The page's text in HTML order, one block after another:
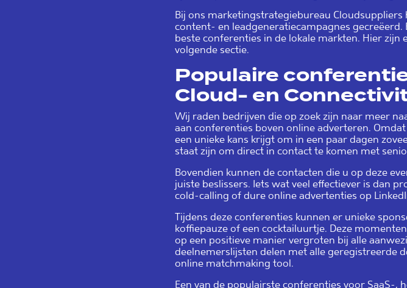
Bij ons marketingstrategiebureau
content- en leadgeneratiecampagnes gecreëerd.
beste conferenties in de lokale markten. Hier
volgende sectie.
Populaire
Cloud- en
Wij raden bedrijven die op zoek zijn naar meer
aan conferenties boven online adverteren.
een unieke kans krijgt om in een paar dagen
staat zijn om direct in contact te komen met
Bovendien kunnen de contacten die u op deze
juiste beslissers. Iets wat veel effectiever is dan
cold-calling of dure online advertenties op
Tijdens deze conferenties kunnen er unieke
koffiepauze of een cocktailuurtje. Deze
op een positieve manier vergroten bij alle
deelnemerslijsten delen met alle geregistreerde
online matchmaking tool.
Een van de populairste conferenties voor SaaS-,